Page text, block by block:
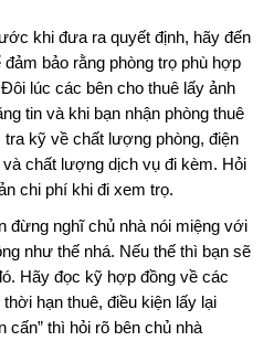
khi đưa ra quyết định, hãy đến
bảo rằng phòng trọ phù hợp
lúc các bên cho thuê lấy ảnh
tin và khi bạn nhận phòng thuê
tra kỹ về chất lượng phòng, điện
chất lượng dịch vụ đi kèm. Hỏi
chi phí khi đi xem trọ.
đừng nghĩ chủ nhà nói miệng với
như thế nhá. Nếu thế thì bạn sẽ
Hãy đọc kỹ hợp đồng về các
hạn thuê, điều kiện lấy lại
cấn” thì hỏi rõ bên chủ nhà